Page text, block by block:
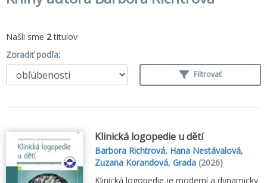
Našli sme 2titulov
Zoradiť podľa:
Filtrovať
Klinická logopedie u dětí
Barbora Richtrová, Hana Nestávalová,
Zuzana Korandová,Grada (2026)
Klinická logopedie je moderní a dynamicky